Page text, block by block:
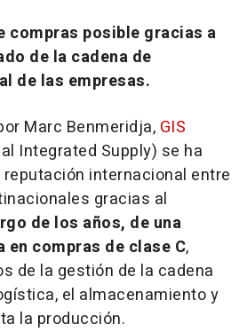
compras posible gracias a
de la cadena de
de las empresas.
Marc Benmeridja, GIS
Integrated Supply) se ha
internacional entre
gracias al
de los años, de una
en compras de clase C,
de la gestión de la cadena
el almacenamiento y
la producción.